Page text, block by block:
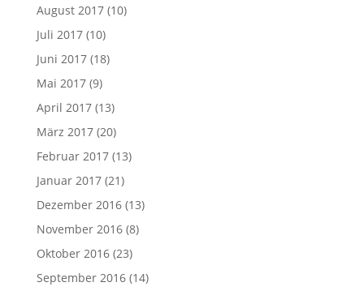
August 2017(10)
Juli 2017(10)
Juni 2017(18)
Mai 2017(9)
April 2017(13)
März 2017(20)
Februar 2017(13)
Januar 2017(21)
Dezember 2016(13)
November 2016(8)
Oktober 2016(23)
September 2016(14)